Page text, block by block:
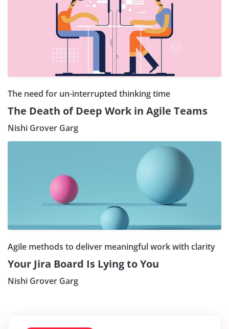
The need for un-interrupted thinking time
The Death of Deep Work in Agile Teams
Nishi Grover Garg
Agile methods to deliver meaningful work with clarity
Your Jira Board Is Lying to You
Nishi Grover Garg